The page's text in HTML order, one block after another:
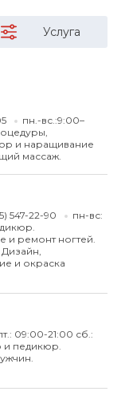
Услуга
пн.-вс.:9:00–
и наращивание
массаж.
547-22-90
пн-вс:
и ремонт ногтей.
и окраска
09:00-21:00 сб.:
педикюр.